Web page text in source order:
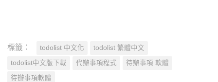
標籤： todolist 中文化 todolist 繁體中文
todolist中文版下載 代辦事項程式 待辦事項 軟體
待辦事項軟體